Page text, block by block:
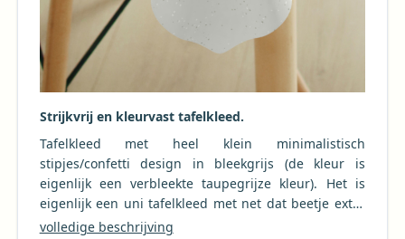
Strijkvrij en kleurvast tafelkleed.
Tafelkleed met heel klein minimalistisch
stipjes/confetti design in bleekgrijs (de kleur is
eigenlijk een verbleekte taupegrijze kleur). Het is
eigenlijk een uni tafelkleed met net dat beetje extra
wat het bijzonder maakt. Gemaakt van 100%
volledige beschrijving